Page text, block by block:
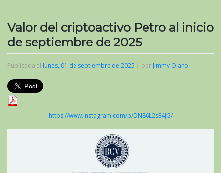
Valor del criptoactivo Petro al inicio
de septiembre de 2025
Publicada el lunes, 01 de septiembre de 2025 | por Jimmy Olano
https://www.instagram.com/p/DN86L2sE4JG/